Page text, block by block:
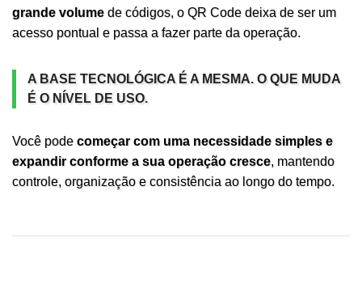
grande volume de códigos, o QR Code deixa de ser um
acesso pontual e passa a fazer parte da operação.
A BASE TECNOLÓGICA É A MESMA. O QUE MUDA
É O NÍVEL DE USO.
Você pode começar com uma necessidade simples e
expandir conforme a sua operação cresce, mantendo
controle, organização e consistência ao longo do tempo.